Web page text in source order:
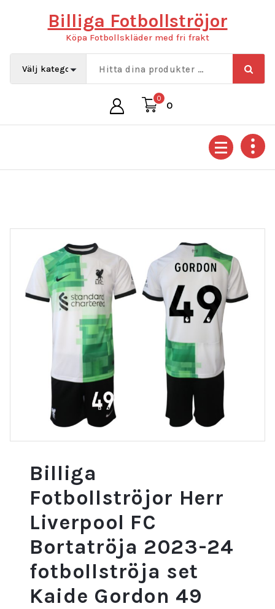
Billiga Fotbollströjor
Köpa Fotbollskläder med fri frakt
0
0
Billiga
Fotbollströjor Herr
Liverpool FC
Bortatröja 2023-24
fotbollströja set
Kaide Gordon 49